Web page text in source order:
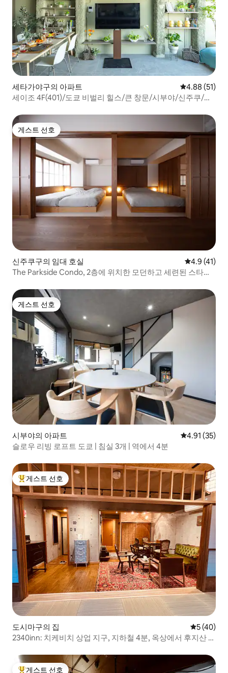
세타가야구의 아파트 평점 4.88점
4.88 (51)
세이조 4F(401)/도쿄 비벌리 힐스/큰 창문/시부야/신주쿠/셀
게스트 선호
게스트 선호
신주쿠구의 임대 호실 평점 4.9점
4.9 (41)
The Parkside Condo, 2층에 위치한 모던하고 세련된 스타일
게스트 선호
게스트 선호
시부야의 아파트 평점 4.91점
4.91 (35)
슬로우 리빙 로프트 도쿄 | 침실 3개 | 역에서 4분
상위 게스트 선호
게스트 선호
도시마구의 집 평점 5점(5
5 (40)
2340inn: 치케비치 상업 지구, 지하철 4분, 옥상에서 후지산 보
개, 욕조 2개
게스트 선호